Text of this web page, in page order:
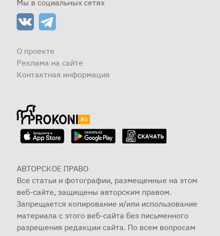
Мы в социальных сетях
О проекте
Реклама на сайте
Контактная информация
АВТОРСКОЕ ПРАВО
Все статьи и фотографии, размещенные на этом
веб-сайте, защищены авторским правом.
Запрещается копирование и/или использование
материала с этого веб-сайта без письменного
разрешения редакции сайта. По всем вопросам